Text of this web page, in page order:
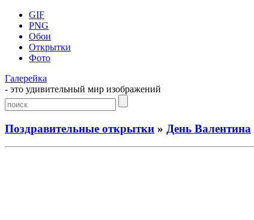
GIF
PNG
Обои
Открытки
Фото
Галерейка
- это удивительный мир изображений
Поздравительные открытки » День Валентина